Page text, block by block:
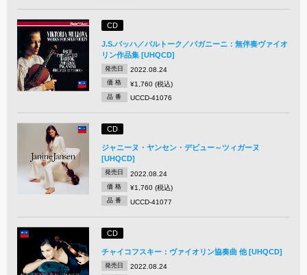
CD
J.S.バッハ／バルトーク／パガニーニ：無伴奏ヴァイオ
リン作品集 [UHQCD]
発売日 2022.08.24
価 格 ¥1,760 (税込)
品 番 UCCD-41076
CD
ジャニーヌ・ヤンセン・デビュー～ツィガーヌ
[UHQCD]
発売日 2022.08.24
価 格 ¥1,760 (税込)
品 番 UCCD-41077
CD
チャイコフスキー：ヴァイオリン協奏曲 他 [UHQCD]
発売日 2022.08.24